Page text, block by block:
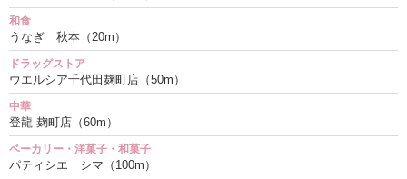
和食
うなぎ 秋本（20m）
ドラッグストア
ウエルシア千代田麹町店（50m）
中華
登龍 麹町店（60m）
ベーカリー・洋菓子・和菓子
パティシエ シマ（100m）